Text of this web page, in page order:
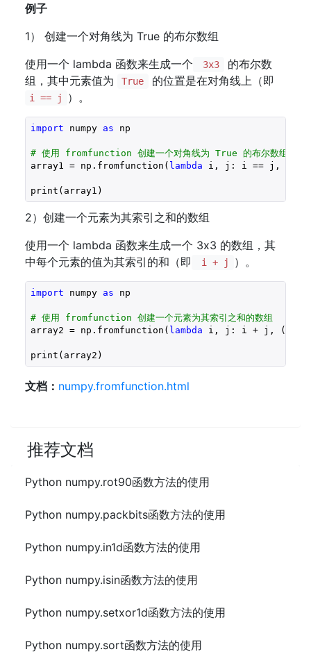
例子
1） 创建一个对角线为 True 的布尔数组
使用一个 lambda 函数来生成一个
3x3
的布尔数
组，其中元素值为
True 的位置是在对角线上（即
i == j ）。
import numpy as np
# 使用 fromfunction 创建一个对角线为 True 的布尔数组
array1 = np.fromfunction( lambda i, j: i == j, (
2）创建一个元素为其索引之和的数组
使用一个 lambda 函数来生成一个 3x3 的数组，其
中每个元素的值为其索引的和（即
i + j ）。
import numpy as np
# 使用 fromfunction 创建一个元素为其索引之和的数组
array2 = np.fromfunction( lambda i, j: i + j, (
print(array2)
文档： numpy.fromfunction.html
推荐文档
Python numpy.rot90函数方法的使用
Python numpy.packbits函数方法的使用
Python numpy.in1d函数方法的使用
Python numpy.isin函数方法的使用
Python numpy.setxor1d函数方法的使用
Python numpy.sort函数方法的使用